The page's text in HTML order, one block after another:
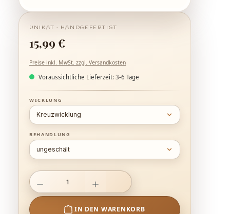
15,99 €
Preise inkl. MwSt. zzgl. Versandkosten
Voraussichtliche Lieferzeit: 3-6 Tage
WICKLUNG
BEHANDLUNG
Produkt Anzahl: Gib den gewünschten Wert ein oder benutze die
IN DEN WARENKORB